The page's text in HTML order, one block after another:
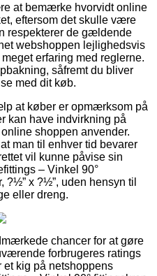
at bemærke hvorvidt online
eftersom det skulle være
respekterer de gældende
webshoppen lejlighedsvis
erfaring med reglerne.
såfremt du bliver
med dit køb.
at køber er opmærksom på
kan have indvirkning på
shoppen anvender.
man til enhver tid bevarer
vil kunne påvise sin
– Vinkel 90°
?½” x ?½”, uden hensyn til
eller dreng.
chancer for at gøre
forbrugeres ratings
et kig på netshoppens